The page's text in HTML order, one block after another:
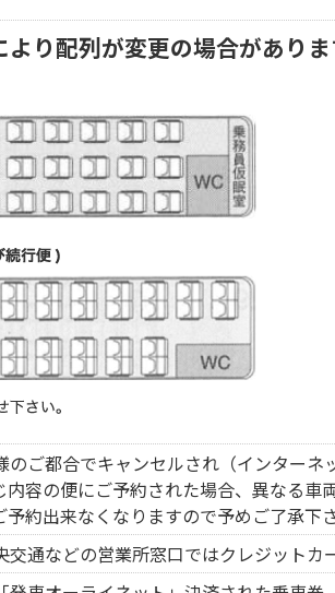
り配列が変更の場合がありま
のご都合でキャンセルされ（インター
容の便にご予約された場合、異なる
約出来なくなりますので予めご了承下さ
交通などの営業所窓口ではクレジットカ